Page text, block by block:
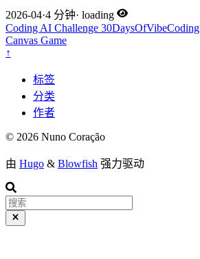
2026-04·4 分钟· loading
Coding AI Challenge 30DaysOfVibeCoding
Canvas Game
↑
标签
分类
作者
© 2026 Nuno Coração
由 Hugo & Blowfish 强力驱动